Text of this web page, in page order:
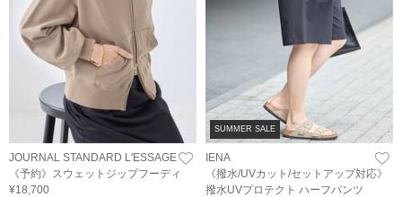
JOURNAL STANDARD L'ESSAGE
《予約》スウェットジップフーディ
¥18,700
SUMMER SALE
IENA
《撥水/UVカット/セットアップ対応》
撥水UVプロテクト ハーフパンツ